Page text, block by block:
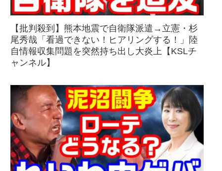
【批判殺到】熊本地震で自衛隊派遣→立憲・杉
尾秀哉「看過できない！ヒアリングする！」陸
自情報収集問題を突然持ち出し大炎上【KSLチ
ャンネル】